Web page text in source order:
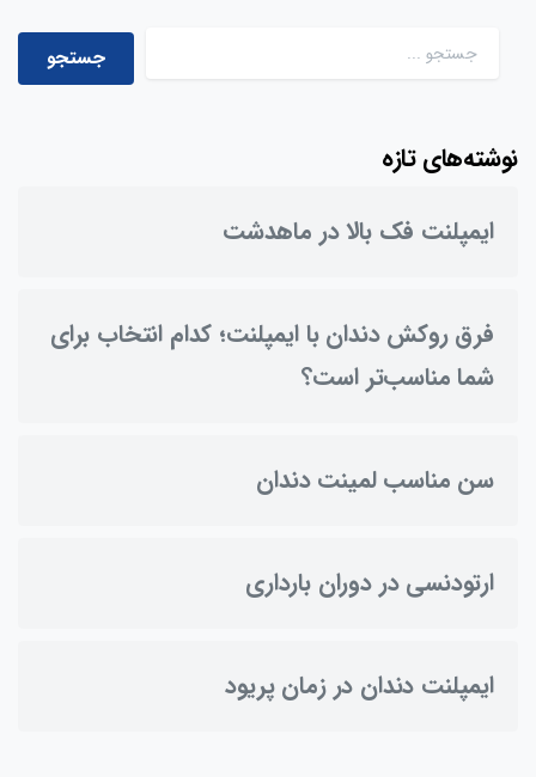
جستجو برای:
نوشته‌های تازه
ایمپلنت فک بالا در ماهدشت
فرق روکش دندان با ایمپلنت؛ کدام انتخاب برای
شما مناسب‌تر است؟
سن مناسب لمینت دندان
ارتودنسی در دوران بارداری
ایمپلنت دندان در زمان پریود